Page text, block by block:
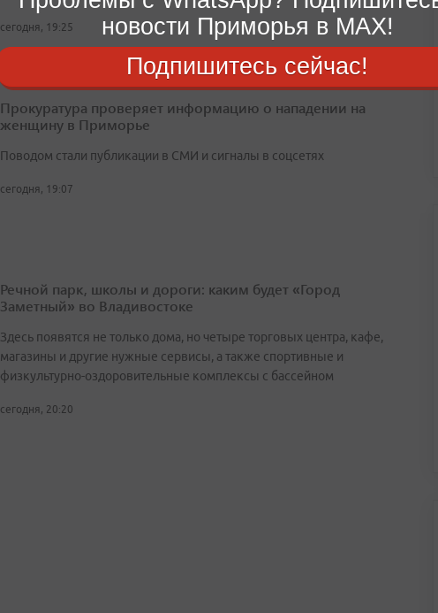
сегодня, 19:25
Прокуратура проверяет информацию о нападении на
женщину в Приморье
Поводом стали публикации в СМИ и сигналы в соцсетях
сегодня, 19:07
Речной парк, школы и дороги: каким будет «Город
Заметный» во Владивостоке
Здесь появятся не только дома, но четыре торговых центра, кафе,
магазины и другие нужные сервисы, а также спортивные и
физкультурно-оздоровительные комплексы с бассейном
сегодня, 20:20
новости Приморья в MAX!
Подпишитесь сейчас!